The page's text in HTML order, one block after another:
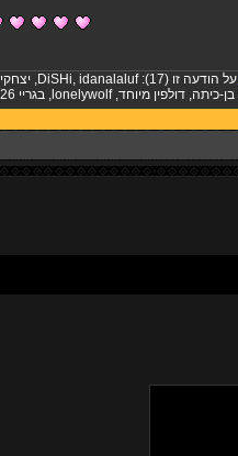
על הודעה זו (17): DiSHi, idanalaluf
, יצחקי1
בן-כיתה, דולפין מיוחד,
lonelywolf
, בגריי 26